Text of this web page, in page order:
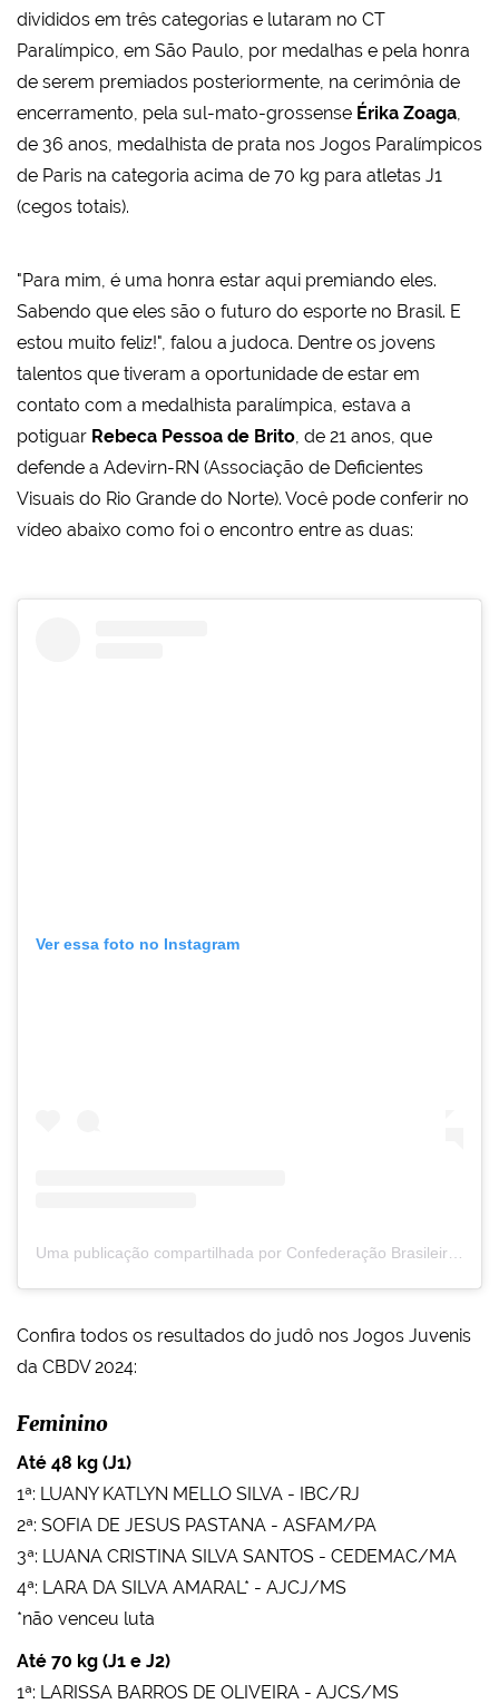
divididos em três categorias e lutaram no CT
Paralímpico, em São Paulo, por medalhas e pela honra
de serem premiados posteriormente, na cerimônia de
encerramento, pela sul-mato-grossense Érika Zoaga,
de 36 anos, medalhista de prata nos Jogos Paralímpicos
de Paris na categoria acima de 70 kg para atletas J1
(cegos totais).
"Para mim, é uma honra estar aqui premiando eles.
Sabendo que eles são o futuro do esporte no Brasil. E
estou muito feliz!", falou a judoca. Dentre os jovens
talentos que tiveram a oportunidade de estar em
contato com a medalhista paralímpica, estava a
potiguar Rebeca Pessoa de Brito, de 21 anos, que
defende a Adevirn-RN (Associação de Deficientes
Visuais do Rio Grande do Norte). Você pode conferir no
vídeo abaixo como foi o encontro entre as duas:
Ver essa foto no Instagram
Confira todos os resultados do judô nos Jogos Juvenis
da CBDV 2024:
Feminino
Até 48 kg (J1)
1ª: LUANY KATLYN MELLO SILVA - IBC/RJ
2ª: SOFIA DE JESUS PASTANA - ASFAM/PA
3ª: LUANA CRISTINA SILVA SANTOS - CEDEMAC/MA
4ª: LARA DA SILVA AMARAL* - AJCJ/MS
*não venceu luta
Até 70 kg (J1 e J2)
1ª: LARISSA BARROS DE OLIVEIRA - AJCS/MS